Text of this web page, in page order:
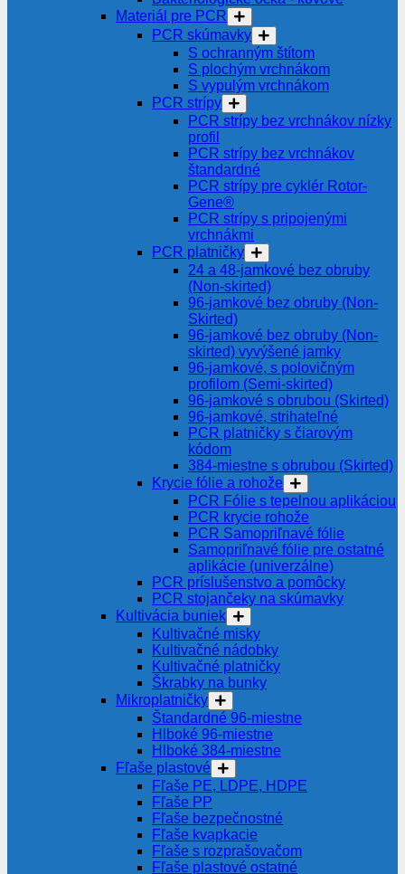
Materiál pre PCR
PCR skúmavky
S ochranným štítom
S plochým vrchnákom
S vypulým vrchnákom
PCR strípy
PCR strípy bez vrchnákov nízky
profil
PCR strípy bez vrchnákov
štandardné
PCR strípy pre cyklér Rotor-
Gene®
PCR strípy s pripojenými
vrchnákmi
PCR platničky
24 a 48-jamkové bez obruby
(Non-skirted)
96-jamkové bez obruby (Non-
Skirted)
96-jamkové bez obruby (Non-
skirted) vyvýšené jamky
96-jamkové, s polovičným
profilom (Semi-skirted)
96-jamkové s obrubou (Skirted)
96-jamkové, strihateľné
PCR platničky s čiarovým
kódom
384-miestne s obrubou (Skirted)
Krycie fólie a rohože
PCR Fólie s tepelnou aplikáciou
PCR krycie rohože
PCR Samopriľnavé fólie
Samopriľnavé fólie pre ostatné
aplikácie (univerzálne)
PCR príslušenstvo a pomôcky
PCR stojančeky na skúmavky
Kultivácia buniek
Kultivačné misky
Kultivačné nádobky
Kultivačné platničky
Škrabky na bunky
Mikroplatničky
Štandardné 96-miestne
Hlboké 96-miestne
Hlboké 384-miestne
Fľaše plastové
Fľaše PE, LDPE, HDPE
Fľaše PP
Fľaše bezpečnostné
Fľaše kvapkacie
Fľaše s rozprašovačom
Fľaše plastové ostatné